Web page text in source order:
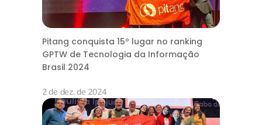
Pitang conquista 15º lugar no ranking
GPTW de Tecnologia da Informação
Brasil 2024
2 de dez. de 2024